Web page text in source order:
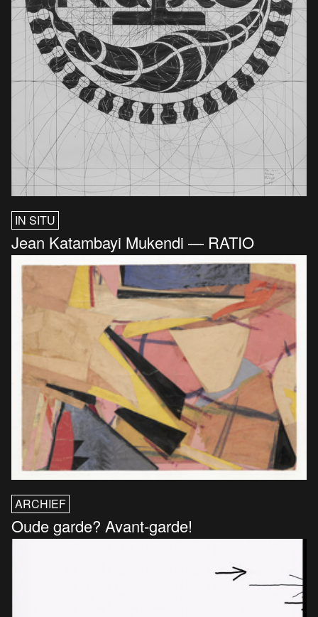
IN SITU
Jean Katambayi Mukendi — RATIO
ARCHIEF
Oude garde? Avant-garde!